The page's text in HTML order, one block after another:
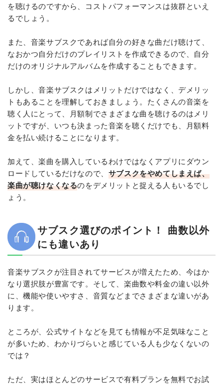
を聴けるのですから、コストパフォーマンスは抜群といえ
るでしょう。
また、音楽サブスクであれば自分の好きな曲だけ聴けて、
なおかつ自分だけのプレイリストを作成できるので、自分
だけのオリジナルアルバムを作成することもできます。
しかし、音楽サブスクはメリットだけではなく、デメリッ
トもあることを理解しておきましょう。たくさんの音楽を
聴く人にとって、月額制でさまざまな曲を聴けるのはメリ
ットですが、いつも決まった音楽を聴くだけでも、月額料
金を払い続けることになります。
加えて、楽曲を購入しているわけではなくアプリにダウン
ロードしているだけなので、 サブスクをやめてしまえば、
楽曲が聴けなくなるのをデメリットと捉える人もいるでし
ょう。
サブスク選びのポイント！ 曲数以外
にも違いあり
音楽サブスクが注目されてサービスが増えたため、今はか
なり選択肢が豊富です。そして、楽曲数や料金の違い以外
に、機能や使いやすさ、音質などまでさまざまな違いがあ
ります。
ところが、公式サイトなどを見ても情報が不足気味なこと
が多いため、わかりづらいと感じている人も少なくないの
では？
ただ、実はほとんどのサービスで有料プランを無料でお試